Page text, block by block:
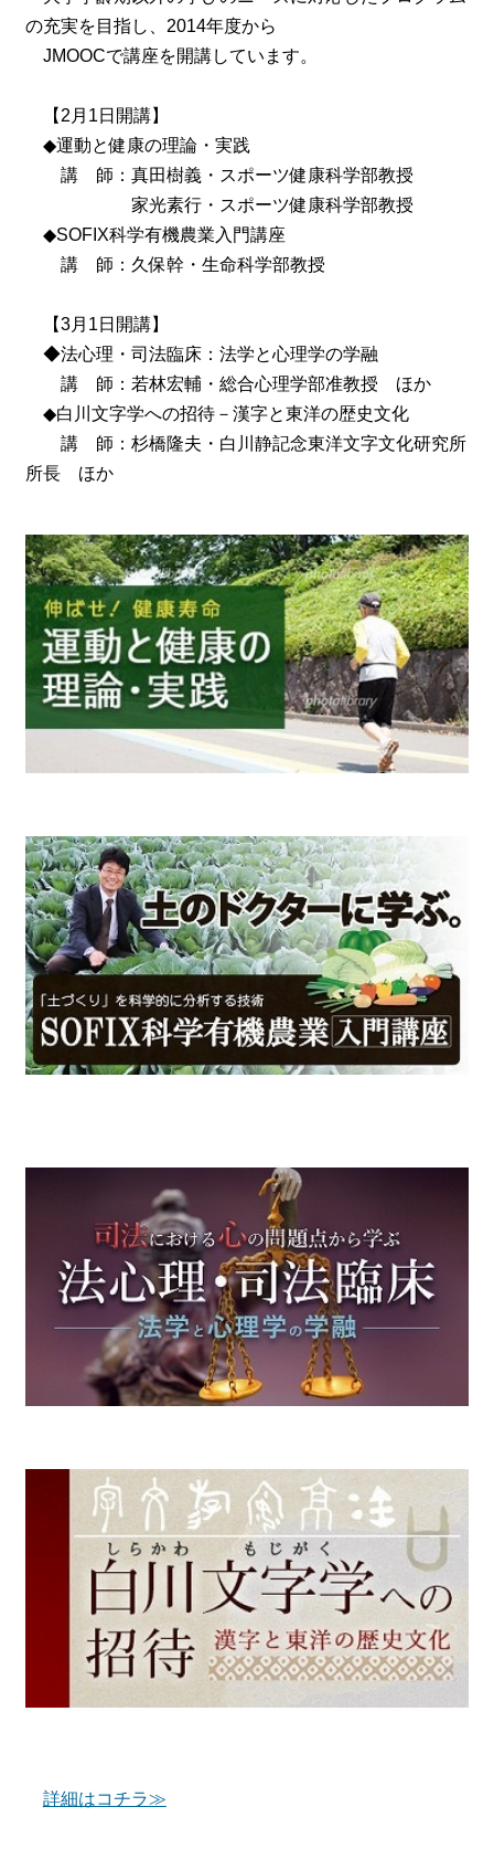
の充実を目指し、2014年度から
JMOOCで講座を開講しています。
【2月1日開講】
◆運動と健康の理論・実践
講 師：真田樹義・スポーツ健康科学部教授
家光素行・スポーツ健康科学部教授
◆SOFIX科学有機農業入門講座
講 師：久保幹・生命科学部教授
【3月1日開講】
◆法心理・司法臨床：法学と心理学の学融
講 師：若林宏輔・総合心理学部准教授 ほか
◆白川文字学への招待－漢字と東洋の歴史文化
講 師：杉橋隆夫・白川静記念東洋文字文化研究所
所長 ほか
詳細はコチラ≫